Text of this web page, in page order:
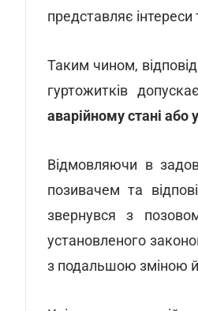
представляє інтереси
Таким чином,
гуртожитків
аварійному стані або
Відмовляючи в
позивачем та
звернувся з
установленого
з подальшою зміною